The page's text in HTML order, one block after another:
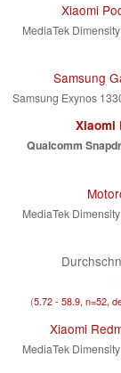
Xiaomi
MediaTek
Samsung
Samsung Exynos
Xiaomi
Qualcomm
MediaTek
(5.72 - 58.9, n=52,
Xiaomi
MediaTek